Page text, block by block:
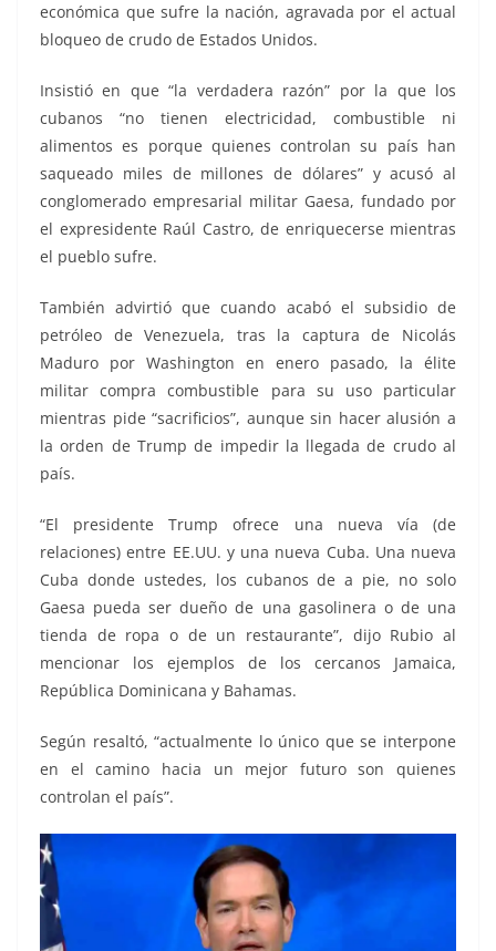
económica que sufre la nación, agravada por el actual
bloqueo de crudo de Estados Unidos.
Insistió en que “la verdadera razón” por la que los
cubanos “no tienen electricidad, combustible ni
alimentos es porque quienes controlan su país han
saqueado miles de millones de dólares” y acusó al
conglomerado empresarial militar Gaesa, fundado por
el expresidente Raúl Castro, de enriquecerse mientras
el pueblo sufre.
También advirtió que cuando acabó el subsidio de
petróleo de Venezuela, tras la captura de Nicolás
Maduro por Washington en enero pasado, la élite
militar compra combustible para su uso particular
mientras pide “sacrificios”, aunque sin hacer alusión a
la orden de Trump de impedir la llegada de crudo al
país.
“El presidente Trump ofrece una nueva vía (de
relaciones) entre EE.UU. y una nueva Cuba. Una nueva
Cuba donde ustedes, los cubanos de a pie, no solo
Gaesa pueda ser dueño de una gasolinera o de una
tienda de ropa o de un restaurante”, dijo Rubio al
mencionar los ejemplos de los cercanos Jamaica,
República Dominicana y Bahamas.
Según resaltó, “actualmente lo único que se interpone
en el camino hacia un mejor futuro son quienes
controlan el país”.